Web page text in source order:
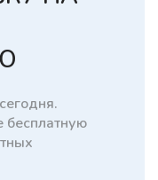
бесплатную